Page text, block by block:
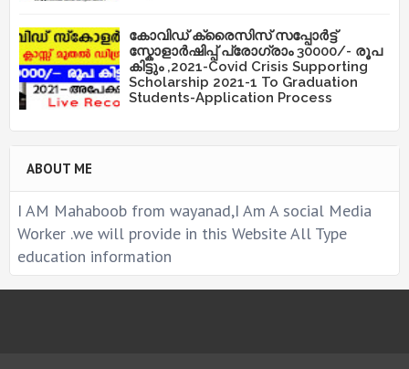
കോവിഡ് ക്രൈസിസ് സപ്പോർട്ട്
സ്കോളാർഷിപ്പ് പ്രോഗ്രാം 30000/- രൂപ
കിട്ടും ,2021-Covid Crisis Supporting
Scholarship 2021-1 To Graduation
Students-Application Process
ABOUT ME
I AM Mahaboob from wayanad,I Am A social Media
Worker .we will provide in this Website All Type
education information